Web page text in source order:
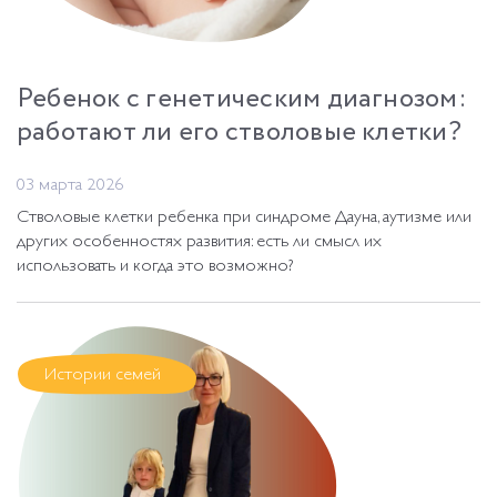
Ребенок с генетическим диагнозом:
работают ли его стволовые клетки?
03 марта 2026
Стволовые клетки ребенка при синдроме Дауна, аутизме или
других особенностях развития: есть ли смысл их
использовать и когда это возможно?
Истории семей